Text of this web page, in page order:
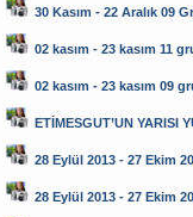
30 Kasım - 22 Aralık 09
02 kasım - 23 kasım 11
02 kasım - 23 kasım 09
ETİMESGUT’UN YARISI
28 Eylül 2013 - 27 Ekim
28 Eylül 2013 - 27 Ekim